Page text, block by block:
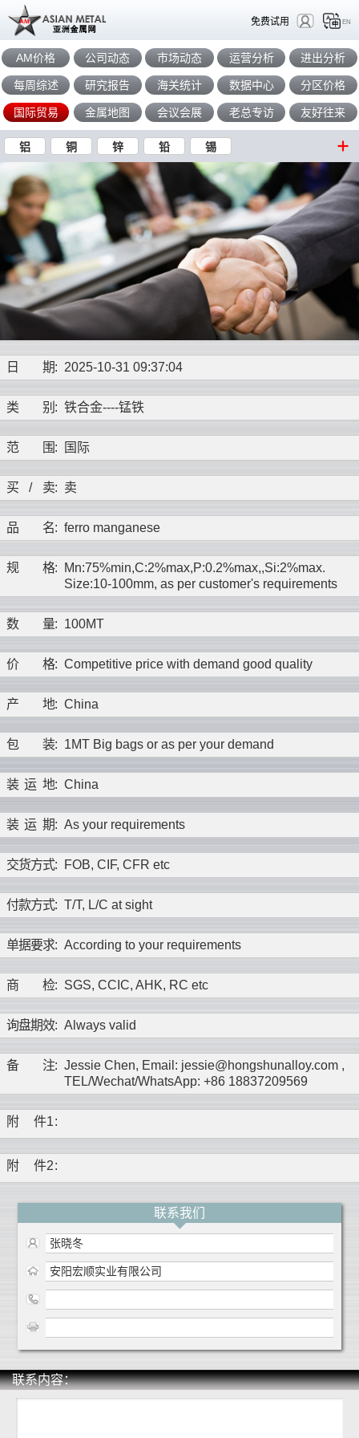
免费试用 EN
AM价格 公司动态 市场动态 运营分析 进出分析
每周综述 研究报告 海关统计 数据中心 分区价格
国际贸易 金属地图 会议会展 老总专访 友好往来
铝 铜 锌 铅 锡
日 期: 2025-10-31 09:37:04
类 别 : 铁合金----锰铁
范 围: 国际
买 / 卖: 卖
品 名: ferro manganese
规 格:
Mn:75%min,C:2%max,P:0.2%max,,Si:2%max.
Size:10-100mm, as per customer's requirements
数 量: 100MT
价 格: Competitive price with demand good quality
产 地: China
包 装: 1MT Big bags or as per your demand
装 运 地: China
装 运 期: As your requirements
交货方式: FOB, CIF, CFR etc
付款方式: T/T, L/C at sight
单据要求: According to your requirements
商 检: SGS, CCIC, AHK, RC etc
询盘期效: Always valid
备 注: Jessie Chen, Email: jessie@hongshunalloy.com ,
TEL/Wechat/WhatsApp: +86 18837209569
附 件1:
附 件2:
联系我们
张晓冬
安阳宏顺实业有限公司
联系内容：